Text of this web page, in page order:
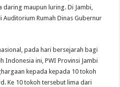
daring maupun luring. Di Jambi,
Auditorium Rumah Dinas Gubernur
pada hari bersejarah bagi
Indonesia ini, PWI Provinsi Jambi
kepada kepada 10 tokoh
Ke 10 tokoh tersebut lima dari